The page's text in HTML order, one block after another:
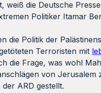
weiß die Deutsche
Politiker Itamar
die Politik der
Terroristen mit
die Frage, was wohl
von Jerusalem
ARD gestellt.